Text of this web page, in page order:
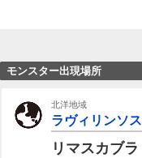
モンスター出現場所
北洋地域
ラヴィリンソス
リマスカブラ